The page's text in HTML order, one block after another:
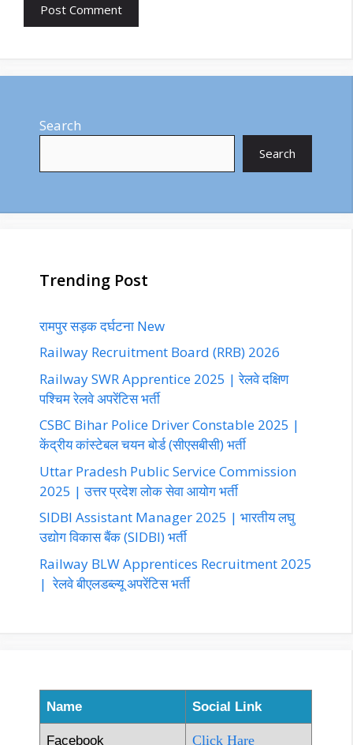
Search
Search
Trending Post
रामपुर सड़क दर्घटना New
Railway Recruitment Board (RRB) 2026
Railway SWR Apprentice 2025 | रेलवे दक्षिण
पश्चिम रेलवे अपरेंटिस भर्ती
CSBC Bihar Police Driver Constable 2025 |
केंद्रीय कांस्टेबल चयन बोर्ड (सीएसबीसी) भर्ती
Uttar Pradesh Public Service Commission
2025 | उत्तर प्रदेश लोक सेवा आयोग भर्ती
SIDBI Assistant Manager 2025 | भारतीय लघु
उद्योग विकास बैंक (SIDBI) भर्ती
Railway BLW Apprentices Recruitment 2025
| रेलवे बीएलडब्ल्यू अपरेंटिस भर्ती
Name Social Link
Facebook Click Hare